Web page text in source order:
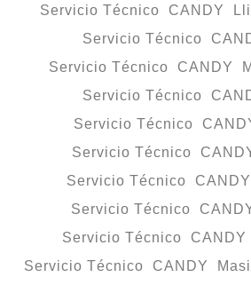
Servicio Técnico CANDY
Servicio Técnico
Servicio Técnico CANDY
Servicio Técnico
Servicio Técnico
Servicio Técnico
Servicio Técnico
Servicio Técnico
Servicio Técnico
Servicio Técnico CANDY